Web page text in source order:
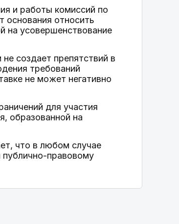
и работы комиссий по
основания относить
на усовершенствование
создает препятствий в
требований
не может негативно
для участия
образованной на
что в любом случае
публично-правовому